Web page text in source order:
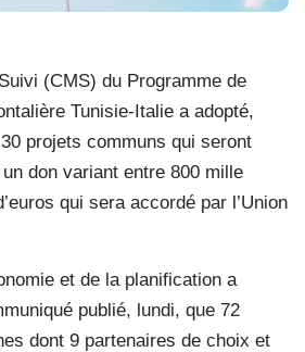
(CMS) du Programme de
Tunisie-Italie a adopté,
projets communs qui seront
don variant entre 800 mille
qui sera accordé par l’Union
et de la planification a
publié, lundi, que 72
dont 9 partenaires de choix et